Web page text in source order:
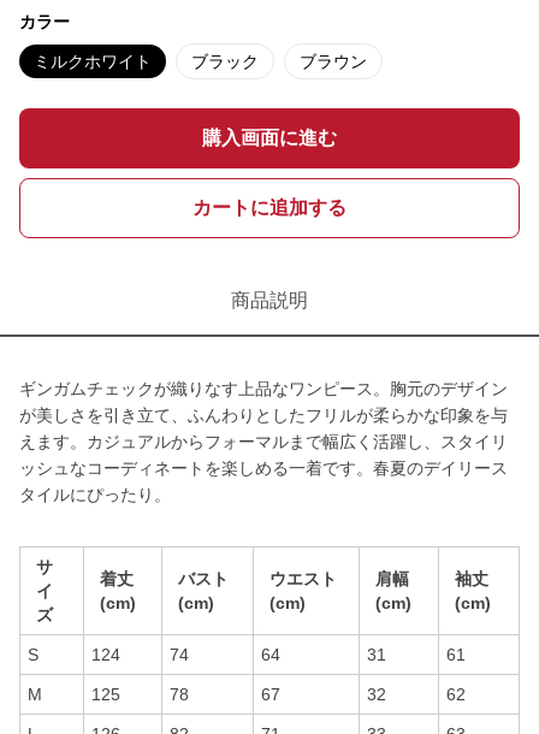
カラー
ミルクホワイト ブラック ブラウン
購入画面に進む
カートに追加する
商品説明
ギンガムチェックが織りなす上品なワンピース。胸元のデザイン
が美しさを引き立て、ふんわりとしたフリルが柔らかな印象を与
えます。カジュアルからフォーマルまで幅広く活躍し、スタイリ
ッシュなコーディネートを楽しめる一着です。春夏のデイリース
タイルにぴったり。
サ
イ
ズ
着丈
(cm)
バスト
(cm)
ウエスト
(cm)
肩幅
(cm)
袖丈
(cm)
S 124 74 64 31 61
M 125 78 67 32 62